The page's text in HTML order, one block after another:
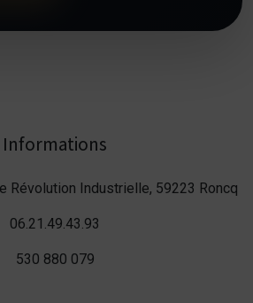
Informations
Révolution Industrielle, 59223 Roncq
06.21.49.43.93
530 880 079